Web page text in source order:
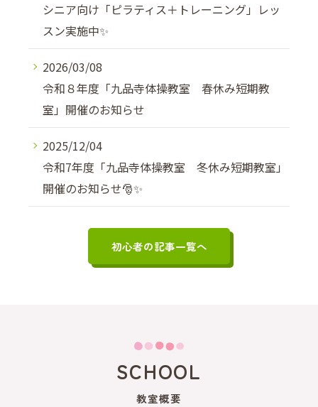
シニア向け「ピラティス＋トレーニング」レッ
スン実施中✨
2026/03/08
令和８年度「九品寺体操教室 春休み短期教
室」開催のお知らせ
2025/12/04
令和7年度「九品寺体操教室 冬休み短期教室」
開催のお知らせ🎅✨
初心者の記事一覧へ
SCHOOL
教室概要